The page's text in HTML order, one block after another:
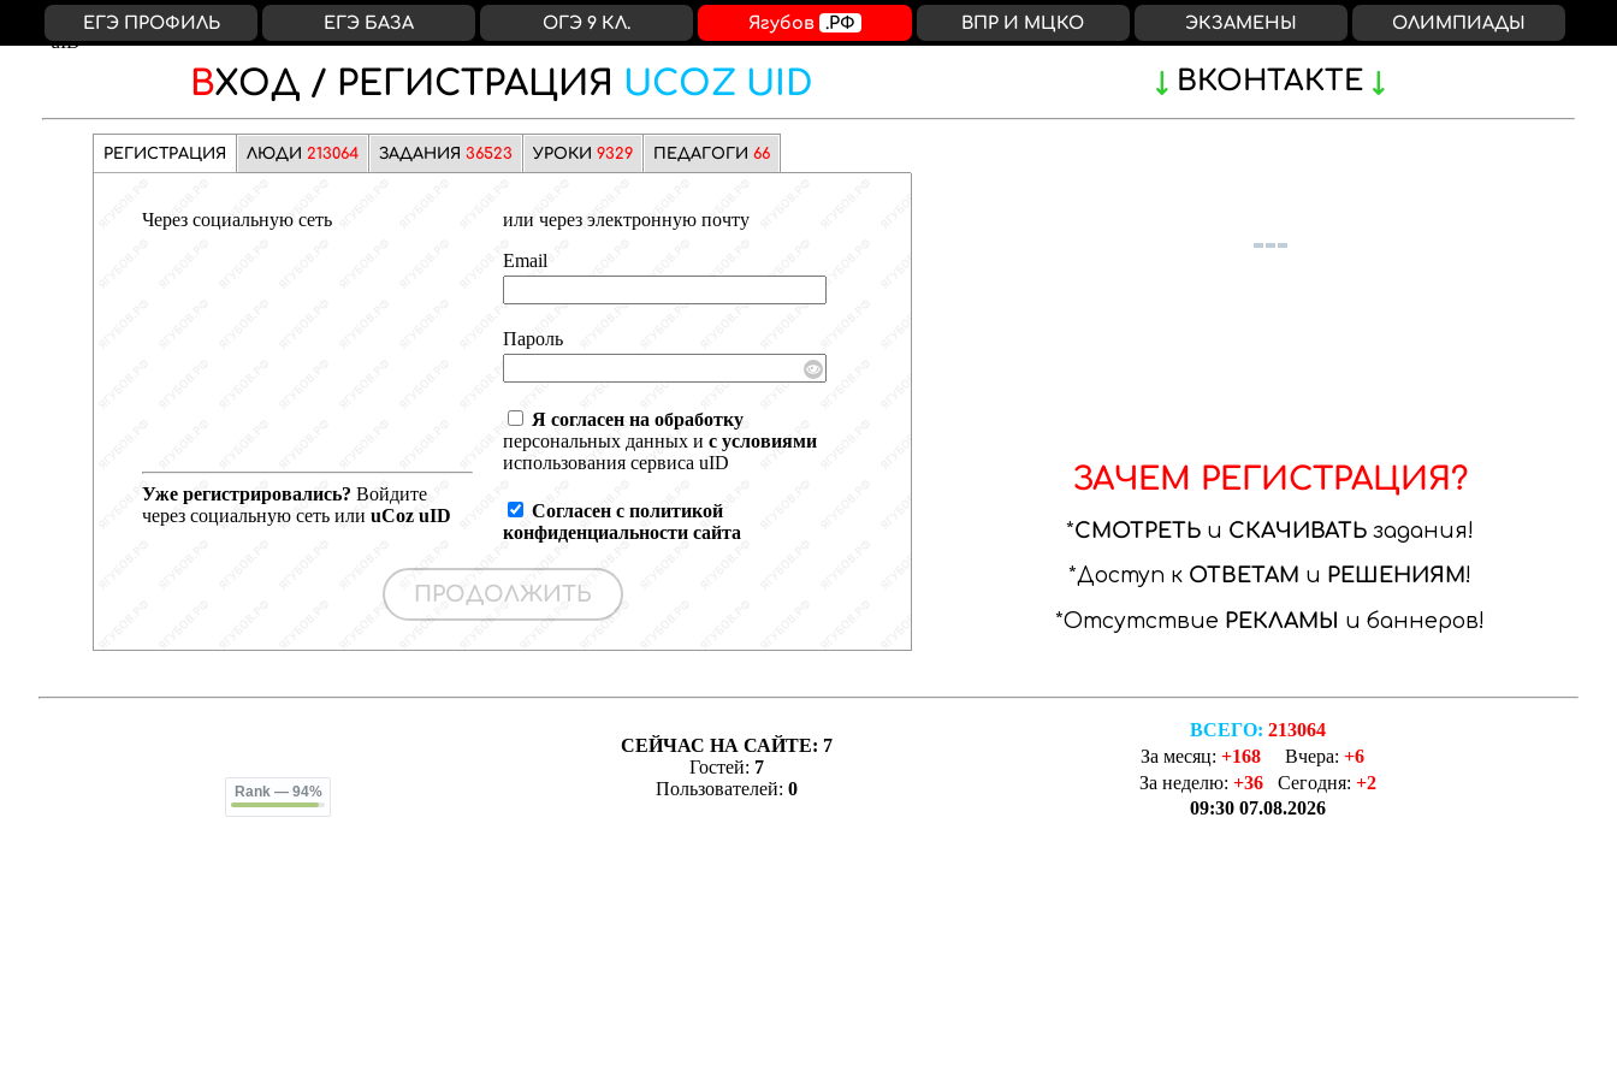
ВХОД / РЕГИСТРАЦИЯ UCOZ UID ВКОНТАКТЕ
РЕГИСТРАЦИЯ ЛЮДИ 213064 ЗАДАНИЯ 36523 УРОКИ 9329 ПЕДАГОГИ 66
Через социальную сеть
ВКонтакте
Яндекс
Google
Facebook
uCoz
uID
Уже регистрировались? Войдите
через социальную сеть или uCoz uID
или через электронную почту
Email
Пароль
Я согласен на обработку
персональных данных и с условиями
использования сервиса uID
Согласен с политикой
конфиденциальности сайта
ЗАЧЕМ РЕГИСТРАЦИЯ?
СМОТРЕТЬ и СКАЧИВАТЬ задания
Доступ к ОТВЕТАМ и РЕШЕНИЯМ
Отсутствие РЕКЛАМЫ и баннеров
ЕГЭ ПРОФИЛЬ ЕГЭ БАЗА ОГЭ 9 КЛ. Ягубов .РФ ВПР И МЦКО ЭКЗАМЕНЫ ОЛИМПИАДЫ
Rank— 94%
СЕЙЧАС НА САЙТЕ: 7
Гостей: 7
Пользователей: 0
ВСЕГО: 213064
За месяц: +168 Вчера: +6
За неделю: +36 Сегодня: +2
09:30 07.08.2026